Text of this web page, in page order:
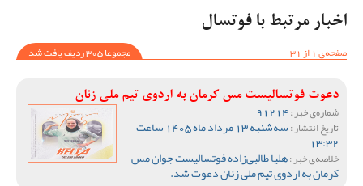
اخبار مرتبط با فوتسال
صفحه‌ی 1 از 31
مجموعا 305 ردیف یافت شد
دعوت فوتسالیست مس کرمان به اردوی تیم ملی زنان
شماره‌ی خبر :
تاریخ انتشار : سه‌شنبه 13 مرداد ماه 1405 ساعت
13:32
خلاصه‌ی خبر :هلیا طالبی‌زاده فوتسالیست جوان مس
کرمان به اردوی تیم ملی زنان دعوت شد.